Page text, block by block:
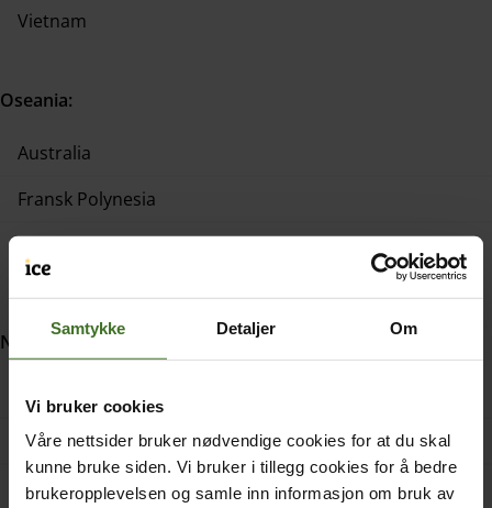
Samtykke Detaljer Om
Vi bruker cookies
Våre nettsider bruker nødvendige cookies for at du skal
kunne bruke siden. Vi bruker i tillegg cookies for å bedre
brukeropplevelsen og samle inn informasjon om bruk av
Vietnam
Oseania:
Australia
Fransk Polynesia
New Zealand
Nord-Amerika:
Belize
Canada
El Salvador